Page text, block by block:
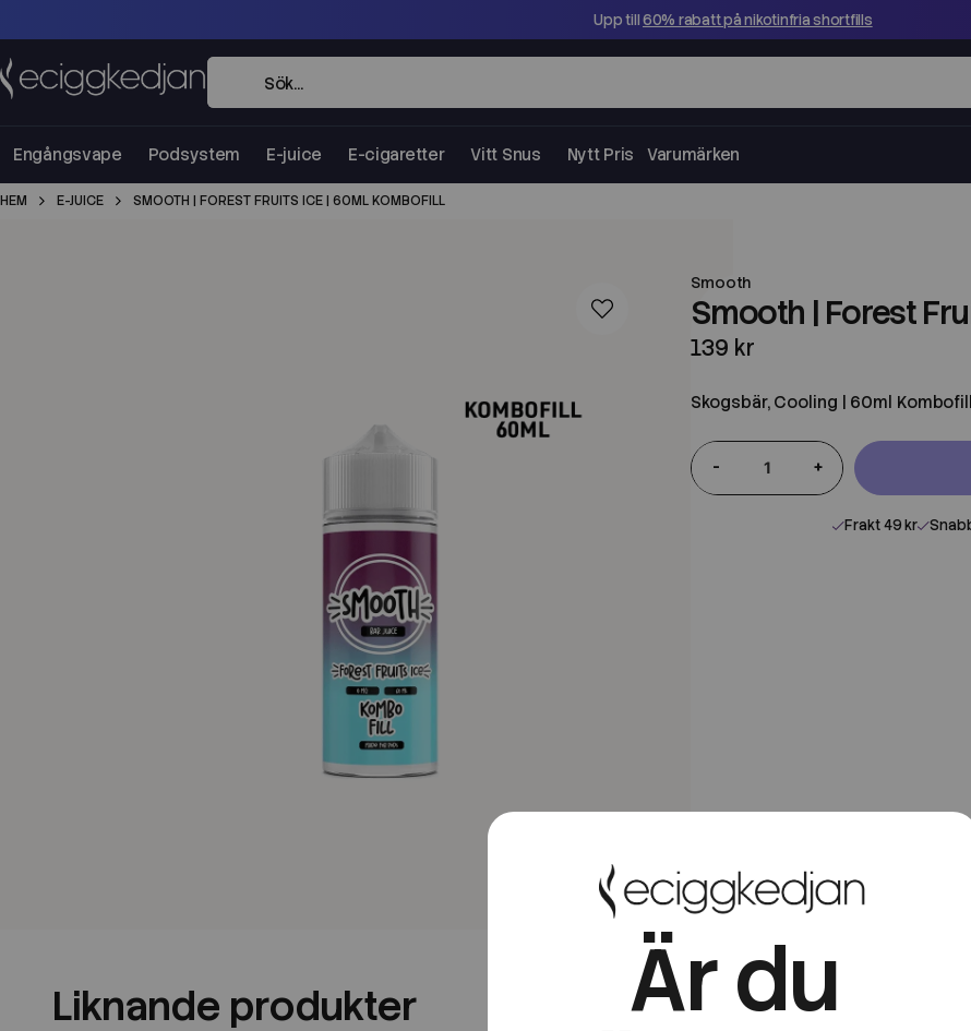
Upp till60% rabatt på nikotinfria shortfills
Engångsvape Podsystem E-juice E-cigaretter Vitt Snus Nytt Pris Varumärken
HEM E-JUICE SMOOTH | FOREST FRUITS ICE | 60ML KOMBOFILL
Smooth
Smooth | Forest
139 kr
Skogsbär, Cooling | 60ml Kombofill
- +
Frakt 49 kr
Liknande produkter Är du